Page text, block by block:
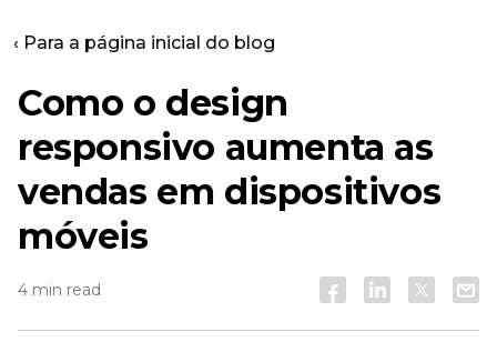
‹ Para a página inicial do blog
Como o design
responsivo aumenta as
vendas em dispositivos
móveis
4 min read